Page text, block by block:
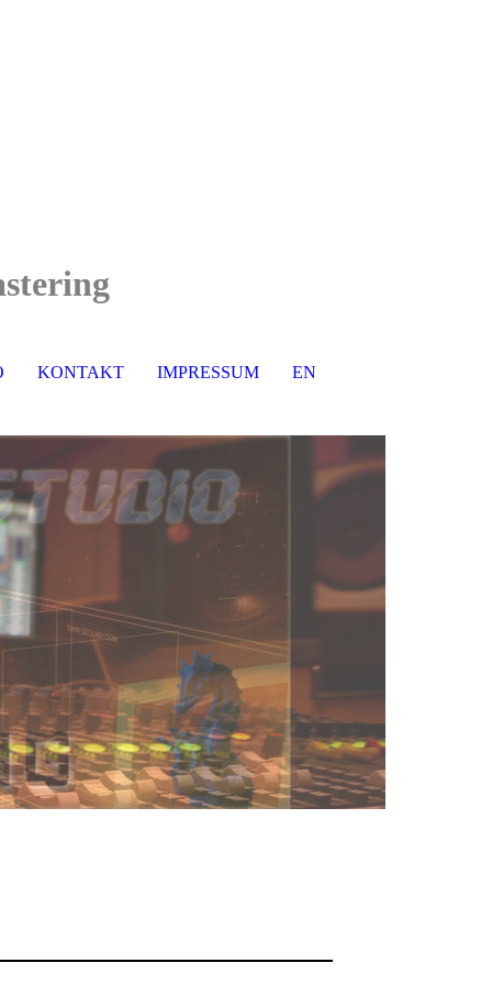
KONTAKT IMPRESSUM EN